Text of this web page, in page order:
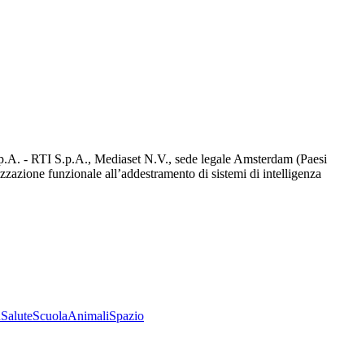
- RTI S.p.A., Mediaset N.V., sede legale Amsterdam (Paesi
funzionale all’addestramento di sistemi di intelligenza
SaluteScuolaAnimaliSpazio